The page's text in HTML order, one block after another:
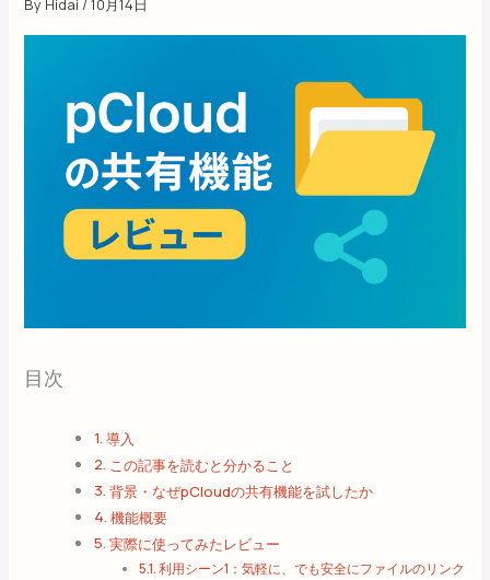
By Hidai /10月14日
目次
導入
この記事を読むと分かること
背景・なぜpCloudの共有機能を試したか
機能概要
実際に使ってみたレビュー
利用シーン1：気軽に、でも安全にファイルのリンク